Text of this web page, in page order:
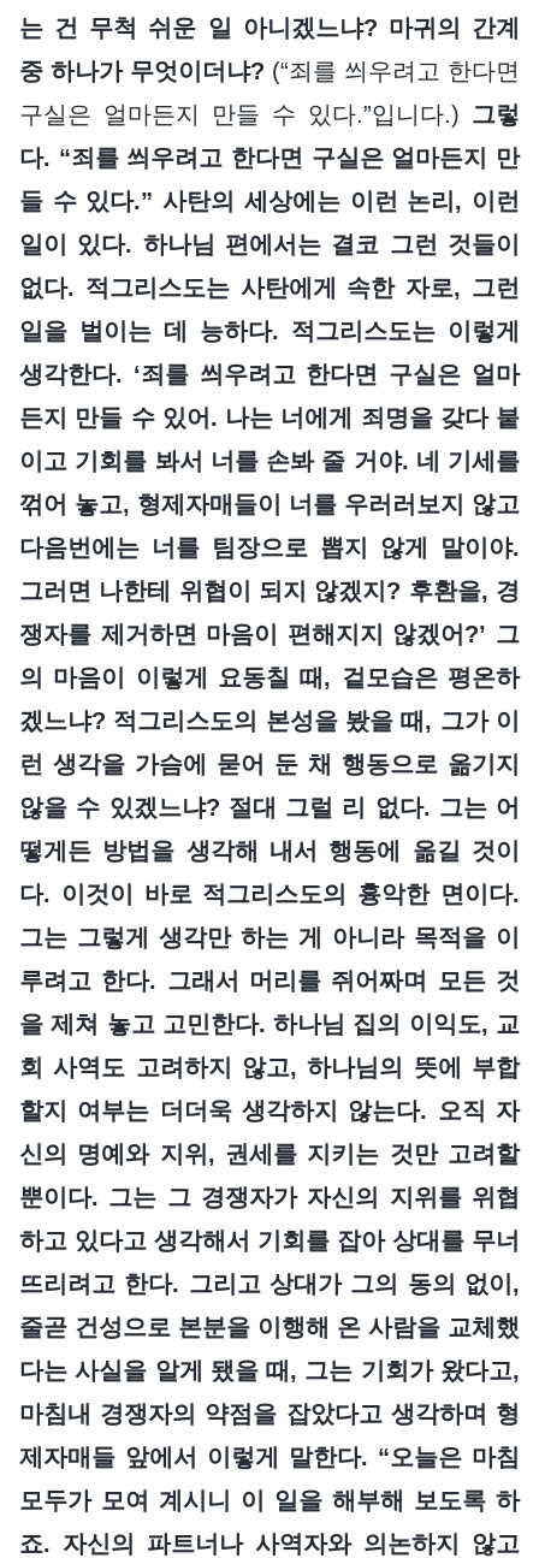
는 건 무척 쉬운 일 아니겠느냐? 마귀의 간계
중 하나가 무엇이더냐? (“죄를 씌우려고 한다면
구실은 얼마든지 만들 수 있다.”입니다.) 그렇
다. “죄를 씌우려고 한다면 구실은 얼마든지 만
들 수 있다.” 사탄의 세상에는 이런 논리, 이런
일이 있다. 하나님 편에서는 결코 그런 것들이
없다. 적그리스도는 사탄에게 속한 자로, 그런
일을 벌이는 데 능하다. 적그리스도는 이렇게
생각한다. ‘죄를 씌우려고 한다면 구실은 얼마
든지 만들 수 있어. 나는 너에게 죄명을 갖다 붙
이고 기회를 봐서 너를 손봐 줄 거야. 네 기세를
꺾어 놓고, 형제자매들이 너를 우러러보지 않고
다음번에는 너를 팀장으로 뽑지 않게 말이야.
그러면 나한테 위협이 되지 않겠지? 후환을, 경
쟁자를 제거하면 마음이 편해지지 않겠어?’ 그
의 마음이 이렇게 요동칠 때, 겉모습은 평온하
겠느냐? 적그리스도의 본성을 봤을 때, 그가 이
런 생각을 가슴에 묻어 둔 채 행동으로 옮기지
않을 수 있겠느냐? 절대 그럴 리 없다. 그는 어
떻게든 방법을 생각해 내서 행동에 옮길 것이
다. 이것이 바로 적그리스도의 흉악한 면이다.
그는 그렇게 생각만 하는 게 아니라 목적을 이
루려고 한다. 그래서 머리를 쥐어짜며 모든 것
을 제쳐 놓고 고민한다. 하나님 집의 이익도, 교
회 사역도 고려하지 않고, 하나님의 뜻에 부합
할지 여부는 더더욱 생각하지 않는다. 오직 자
신의 명예와 지위, 권세를 지키는 것만 고려할
뿐이다. 그는 그 경쟁자가 자신의 지위를 위협
하고 있다고 생각해서 기회를 잡아 상대를 무너
뜨리려고 한다. 그리고 상대가 그의 동의 없이,
줄곧 건성으로 본분을 이행해 온 사람을 교체했
다는 사실을 알게 됐을 때, 그는 기회가 왔다고,
마침내 경쟁자의 약점을 잡았다고 생각하며 형
제자매들 앞에서 이렇게 말한다. “오늘은 마침
모두가 모여 계시니 이 일을 해부해 보도록 하
죠. 자신의 파트너나 사역자와 의논하지 않고